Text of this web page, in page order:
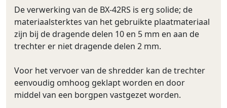
De verwerking van de BX-42RS is erg solide; de
materiaalsterktes van het gebruikte plaatmateriaal
zijn bij de dragende delen 10 en 5 mm en aan de
trechter er niet dragende delen 2 mm.
Voor het vervoer van de shredder kan de trechter
eenvoudig omhoog geklapt worden en door
middel van een borgpen vastgezet worden.